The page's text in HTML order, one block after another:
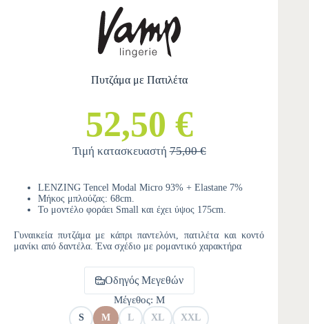
Πυτζάμα με Πατιλέτα
52,50 €
Τιμή κατασκευαστή75,00 €
LENZING Tencel Modal Micro 93% + Elastane 7%
Μήκος μπλούζας: 68cm.
Το μοντέλο φοράει Small και έχει ύψος 175cm.
Γυναικεία πυτζάμα με κάπρι παντελόνι, πατιλέτα και κοντό
μανίκι από δαντέλα. Ένα σχέδιο με ρομαντικό χαρακτήρα
Οδηγός Μεγεθών
Μέγεθος: M
S M L XL XXL